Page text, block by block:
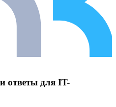
ответы для IT-